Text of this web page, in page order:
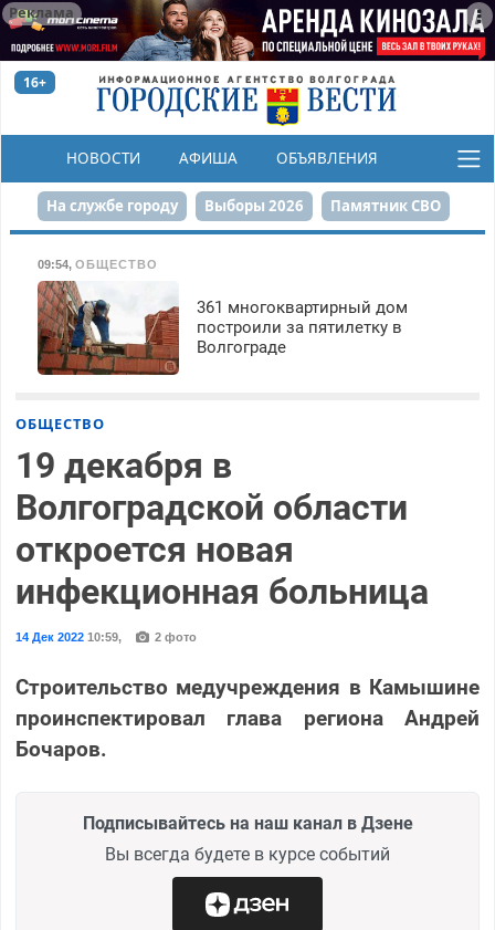
Реклама
16+
НОВОСТИ АФИША ОБЪЯВЛЕНИЯ
КОНКУРСЫ
На службе городу Выборы 2026 Памятник СВО
Набережная День Победы Реконструкция ЦПКиО
80-летие Победы Парк Героев-летчиков
09:54, ОБЩЕСТВО
361 многоквартирный дом
построили за пятилетку в
Волгограде
ОБЩЕСТВО
19 декабря в
Волгоградской области
откроется новая
инфекционная больница
14 Дек 202210:59, 2 фото
Строительство медучреждения в Камышине
проинспектировал глава региона Андрей
Бочаров.
Подписывайтесь на наш канал в Дзене
Вы всегда будете в курсе событий